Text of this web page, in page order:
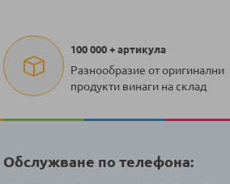
100 000 + артикула
Разнообразие от оригинални
продукти винаги на склад
Обслужване по телефона: